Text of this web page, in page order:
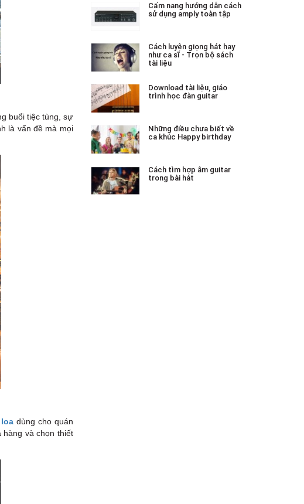
buổi tiệc tùng, sự
là vấn đề mà mọi
dùng cho quán
hàng và chọn thiết
Cẩm nang hướng dẫn cách
sử dụng amply toàn tập
Cách luyện giọng hát hay
như ca sĩ - Trọn bộ sách
tài liệu
Download tài liệu, giáo
trình học đàn guitar
Những điều chưa biết về
ca khúc Happy birthday
Cách tìm hợp âm guitar
trong bài hát